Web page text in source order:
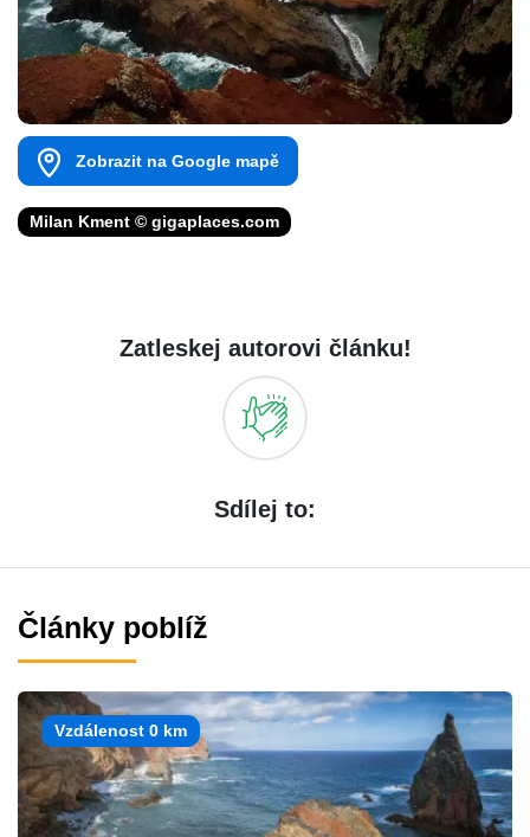
Zobrazit na Google mapě
Milan Kment © gigaplaces.com
Zatleskej autorovi článku!
Sdílej to:
Články poblíž
Vzdálenost 0 km